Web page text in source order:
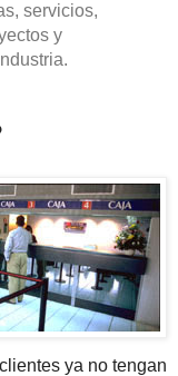
servicios,
y
ya no tengan